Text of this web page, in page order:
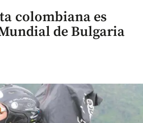
colombiana es
de Bulgaria